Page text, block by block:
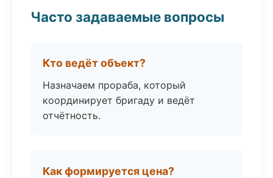
Часто задаваемые вопросы
Кто ведёт объект?
Назначаем прораба, который
координирует бригаду и ведёт
отчётность.
Как формируется цена?